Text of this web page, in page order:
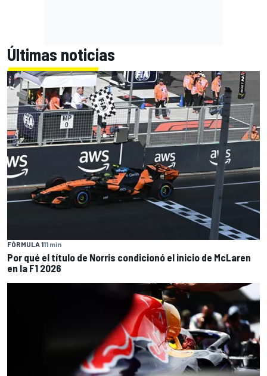
Últimas noticias
FÓRMULA 111 min
Por qué el título de Norris condicionó el inicio de McLaren
en la F1 2026